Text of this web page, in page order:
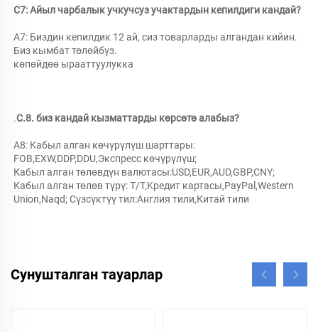
С7: Айыл чарбалык учкучсуз учактардын кепилдиги кандай?
A7: Биздин кепилдик 12 ай, сиз товарларды алгандан кийин.
Биз кымбат төлөйбүз.
көпөйдөө ырааттуулукка
.С.8. биз кандай кызматтарды көрсөтө алабыз?
A8: Кабыл алган көчүрүлүш шарттары:
FOB,EXW,DDP,DDU,Экспресс көчүрүлүш;
Кабыл алган төлөвдүн валютасы:USD,EUR,AUD,GBP,CNY;
Кабыл алган төлөв түрү: T/T,Kредит картасы,PayPal,Western
Union,Naqd; Сүзсүктүү тил:Англия тили,Китай тили
Сунушталган тауарлар